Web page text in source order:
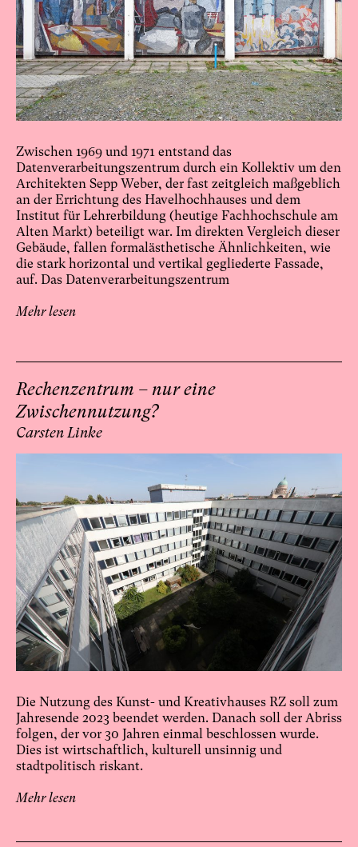
Zwischen 1969 und 1971 entstand das
Datenverarbeitungszentrum durch ein Kollektiv um den
Architekten Sepp Weber, der fast zeitgleich maßgeblich
an der Errichtung des Havelhochhauses und dem
Institut für Lehrerbildung (heutige Fachhochschule am
Alten Markt) beteiligt war. Im direkten Vergleich dieser
Gebäude, fallen formalästhetische Ähnlichkeiten, wie
die stark horizontal und vertikal gegliederte Fassade,
auf. Das Datenverarbeitungszentrum
Mehr lesen
Rechenzentrum – nur eine
Zwischennutzung?
Carsten Linke
Die Nutzung des Kunst- und Kreativhauses RZ soll zum
Jahresende 2023 beendet werden. Danach soll der Abriss
folgen, der vor 30 Jahren einmal beschlossen wurde.
Dies ist wirtschaftlich, kulturell unsinnig und
stadtpolitisch riskant.
Mehr lesen